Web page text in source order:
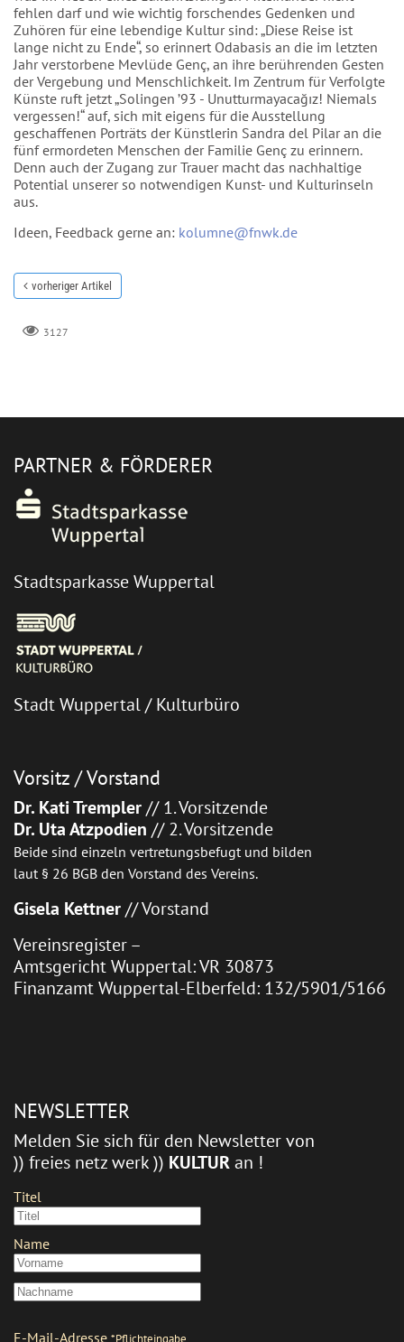
fehlen darf und wie wichtig forschendes Gedenken und
Zuhören für eine lebendige Kultur sind: „Diese Reise ist
lange nicht zu Ende“, so erinnert Odabasis an die im letzten
Jahr verstorbene Mevlüde Genç, an ihre berührenden Gesten
der Vergebung und Menschlichkeit. Im Zentrum für Verfolgte
Künste ruft jetzt „Solingen ’93 - Unutturmayacağız! Niemals
vergessen!“ auf, sich mit eigens für die Ausstellung
geschaffenen Porträts der Künstlerin Sandra del Pilar an die
fünf ermordeten Menschen der Familie Genç zu erinnern.
Denn auch der Zugang zur Trauer macht das nachhaltige
Potential unserer so notwendigen Kunst- und Kulturinseln
aus.
Ideen, Feedback gerne an: kolumne@fnwk.de
vorheriger Artikel
3127
PARTNER & FÖRDERER
Stadtsparkasse Wuppertal
Stadt Wuppertal / Kulturbüro
Vorsitz / Vorstand
Dr. Kati Trempler// 1. Vorsitzende
Dr. Uta Atzpodien // 2. Vorsitzende
Beide sind einzeln vertretungsbefugt und bilden
laut § 26 BGB den Vorstand des Vereins.
Gisela Kettner// Vorstand
Vereinsregister –
Amtsgericht Wuppertal: VR 30873
Finanzamt Wuppertal-Elberfeld: 132/5901/5166
NEWSLETTER
Melden Sie sich für den Newsletter von
)) freies netz werk )) KULTURan !